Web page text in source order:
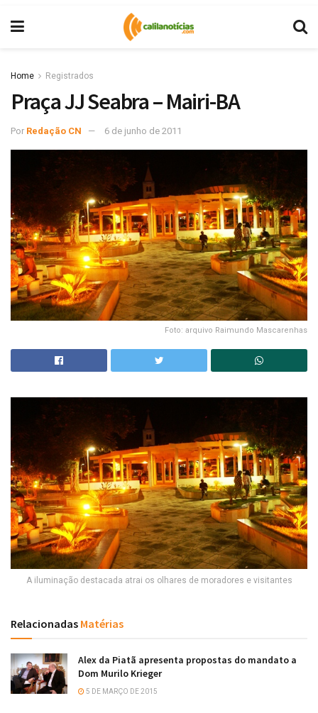
Home Registrados
Praça JJ Seabra – Mairi-BA
Por Redação CN 6 de junho de 2011
Foto: arquivo Raimundo Mascarenhas
A iluminação destacada atrai os olhares de moradores e visitantes
Relacionadas Matérias
Alex da Piatã apresenta propostas do mandato a
Dom Murilo Krieger
5 DE MARÇO DE 2015